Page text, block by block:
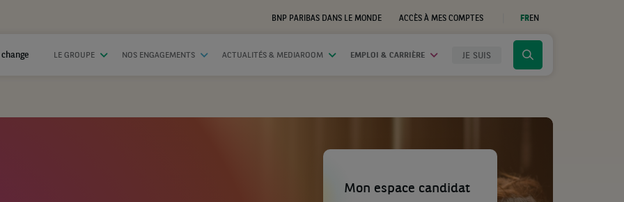
BNP PARIBAS DANS LE MONDE
ACCÈS À MES COMPTES
DANS
UN
FREN
LE GROUPE NOS ENGAGEMENTS ACTUALITÉS & MEDIAROOM EMPLOI & CARRIÈRE JE SUIS
Cliquer
moteur
Mon espace candidat
(Ce
s'ouvre
dans